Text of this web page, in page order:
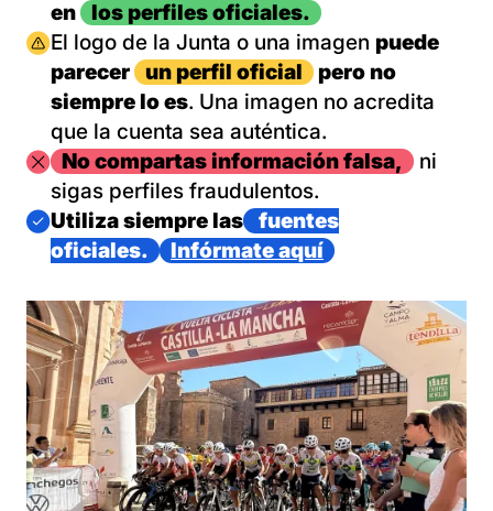
en
los perfiles oficiales.
Imagen
El logo de la Junta o una imagen puede
parecer
un perfil oficial
pero no
siempre lo es. Una imagen no acredita
que la cuenta sea auténtica.
ImagenNo compartas información falsa,
ni
sigas perfiles fraudulentos.
Imagen
Utiliza siempre las
fuentes
oficiales.
Infórmate aquí